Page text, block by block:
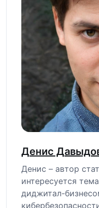
Денис
Денис – автор
интересуется
диджитал-